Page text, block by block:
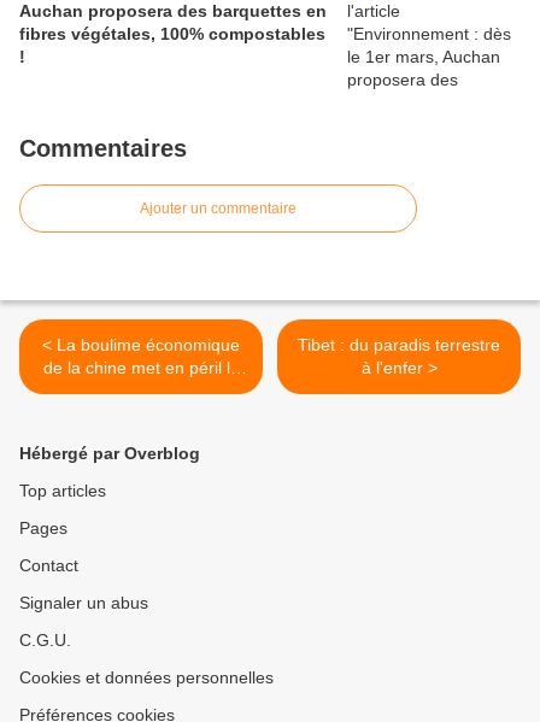
Auchan proposera des barquettes en
fibres végétales, 100% compostables
!
Commentaires
Ajouter un commentaire
< La boulime économique
de la chine met en péril la
planète
Tibet : du paradis terrestre
à l'enfer >
Hébergé par Overblog
Top articles
Pages
Contact
Signaler un abus
C.G.U.
Cookies et données personnelles
Préférences cookies